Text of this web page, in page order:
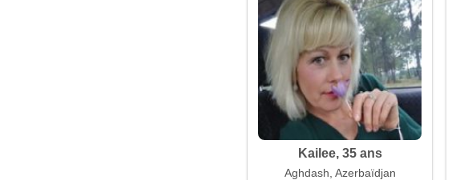
Kailee, 35 ans
Aghdash, Azerbaïdjan